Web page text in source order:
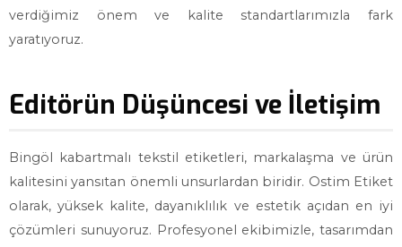
verdiğimiz önem ve kalite standartlarımızla fark
yaratıyoruz.
Editörün Düşüncesi ve İletişim
Bingöl kabartmalı tekstil etiketleri, markalaşma ve ürün
kalitesini yansıtan önemli unsurlardan biridir. Ostim Etiket
olarak, yüksek kalite, dayanıklılık ve estetik açıdan en iyi
çözümleri sunuyoruz. Profesyonel ekibimizle, tasarımdan